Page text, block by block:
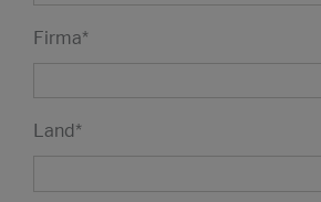
Firma*
Land*